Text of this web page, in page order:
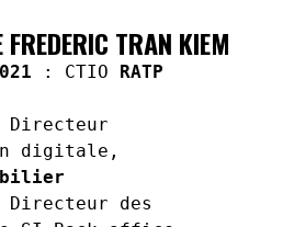
TRAN KIEM
: CTIO
RATP
des